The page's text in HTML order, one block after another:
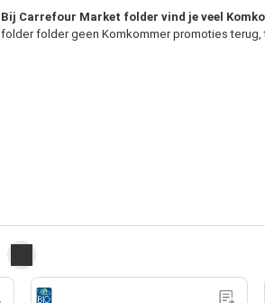
Bij Carrefour Market folder vind je veel
folder folder geen Komkommer promoties